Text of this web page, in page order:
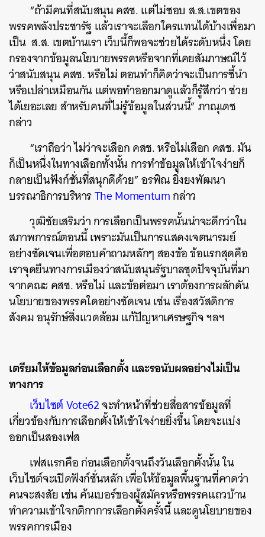
“ถ้ามีคนที่สนับสนุน คสช. แต่ไม่ชอบ ส.ส.เขตของ
พรรคพลังประชารัฐ แล้วเราจะเลือกใครแทนได้บ้างเพื่อมา
เป็น ส.ส. เขตบ้านเรา เว็บนี้ก็พอจะช่วยได้ระดับหนึ่ง โดย
กรองจากข้อมูลนโยบายพรรคหรือจากที่เคยสัมภาษณ์ไว้
ว่าสนับสนุน คสช. หรือไม่ ตอนทำก็คิดว่าจะเป็นการชี้นำ
หรือเปล่าเหมือนกัน แต่พอทำออกมาดูแล้วก็รู้สึกว่า ช่วย
ได้เยอะเลย สำหรับคนที่ไม่รู้ข้อมูลในส่วนนี้” ภาณุเดช
กล่าว
“เราถือว่า ไม่ว่าจะเลือก คสช. หรือไม่เลือก คสช. มัน
ก็เป็นหนึ่งในทางเลือกทั้งนั้น การทำข้อมูลให้เข้าใจง่ายก็
กลายเป็นฟังก์ชั่นที่สนุกดีด้วย” อรพิณ ยิ่งยงพัฒนา
บรรณาธิการบริหารThe Momentumกล่าว
วุฒิชัยเสริมว่า การเลือกเป็นพรรคนั้นน่าจะดีกว่าใน
สภาพการณ์ตอนนี้ เพราะมันเป็นการแสดงเจตนารมย์
อย่างชัดเจนเพื่อตอบคำถามหลักๆ สองข้อ ข้อแรกสุดคือ
เราจุดยืนทางการเมืองว่าสนับสนุนรัฐบาลชุดปัจจุบันที่มา
จากคณะ คสช. หรือไม่ และข้อต่อมา เราต้องการผลักดัน
นโยบายของพรรคใดอย่างชัดเจน เช่น เรื่องสวัสดิการ
สังคม อนุรักษ์สิ่งแวดล้อม แก้ปัญหาเศรษฐกิจ ฯลฯ
เตรียมให้ข้อมูลก่อนเลือกตั้ง และรอนับผลอย่างไม่เป็น
ทางการ
เว็บไซต์ Vote62จะทำหน้าที่ช่วยสื่อสารข้อมูลที่
เกี่ยวข้องกับการเลือกตั้งให้เข้าใจง่ายยิ่งขึ้น โดยจะแบ่ง
ออกเป็นสองเฟส
เฟสแรกคือ ก่อนเลือกตั้งจนถึงวันเลือกตั้งนั้น ใน
เว็บไซต์จะเปิดฟังก์ชั่นหลัก เพื่อให้ข้อมูลพื้นฐานที่คาดว่า
คนจะสงสัย เช่น ค้นเบอร์ของผู้สมัครหรือพรรคแถวบ้าน
ทำความเข้าใจกติกาการเลือกตั้งครั้งนี้ และดูนโยบายของ
พรรคการเมือง